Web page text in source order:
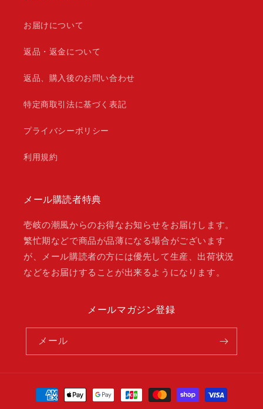
お届けについて
返品・返金について
返品、購入後のお問い合わせ
特定商取引法に基づく表記
プライバシーポリシー
利用規約
メール購読者特典
壱岐の潮風からのお得なお知らせをお届けします。
繁忙期などで商品が品薄になる場合がございます
が、メール購読者の方には優先して生産、出荷状況
などをお届けすることが出来るようになります。
メールマガジン登録
メール
決
済